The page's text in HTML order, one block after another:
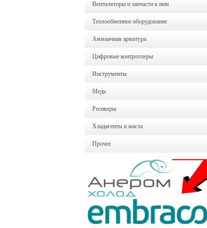
Вентиляторы и запчасти к ним
Теплообменное оборудование
Аммиачная арматура
Цифровые контроллеры
Инструменты
Медь
Ресиверы
Хладагенты и масла
Прочее